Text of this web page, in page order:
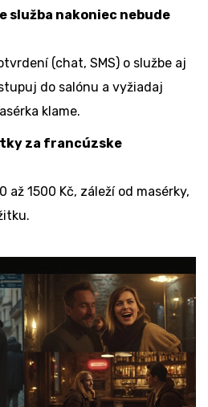
služba nakoniec nebude
(chat, SMS) o službe aj
do salónu a vyžiadaj
klame.
za francúzske
až 1500 Kč, záleží od masérky,